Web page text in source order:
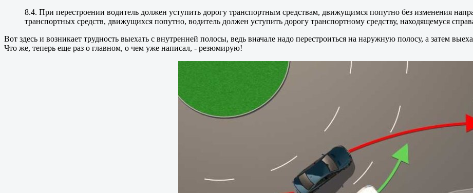
8.4. При перестроении водитель должен уступить дорогу транспортным средствам, движущимся попутно без изменения
транспортных средств, движущихся попутно, водитель должен уступить дорогу транспортному средству, находящемуся
Вот здесь и возникает трудность выехать с внутренней полосы, ведь вначале надо перестроиться на наружную полосу, а затем
Что же, теперь еще раз о главном, о чем уже написал, - резюмирую!